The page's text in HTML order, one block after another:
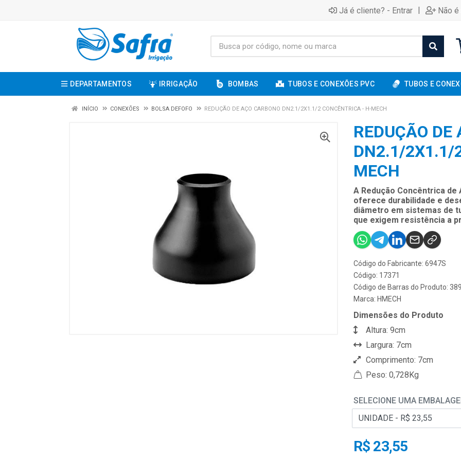
Já é cliente? - Entrar | Não
DEPARTAMENTOS IRRIGAÇÃO BOMBAS TUBOS E CONEXÕES PVC TUBOS E
INÍCIO CONEXÕES BOLSA DEFOFO REDUÇÃO DE AÇO CARBONO DN2.1/2X1.1/2 CONCÊNTRICA - H-MECH
REDUÇÃO DE
DN2.1/2X1.1/
MECH
A Redução Concêntrica de
oferece durabilidade e
diâmetro em sistemas de
que exigem resistência a
Código do Fabricante: 6947S
Código: 17371
Código de Barras do Produto:
Marca: HMECH
Dimensões do Produto
Altura: 9cm
Largura: 7cm
Comprimento: 7cm
Peso: 0,728Kg
SELECIONE UMA
R$ 23,55